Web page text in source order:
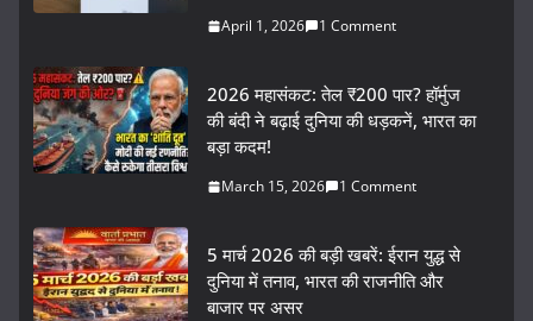
April 1, 2026 1 Comment
2026 महासंकट: तेल ₹200 पार? हॉर्मुज
की बंदी ने बढ़ाई दुनिया की धड़कनें, भारत का
बड़ा कदम!
March 15, 2026 1 Comment
5 मार्च 2026 की बड़ी खबरें: ईरान युद्ध से
दुनिया में तनाव, भारत की राजनीति और
बाजार पर असर